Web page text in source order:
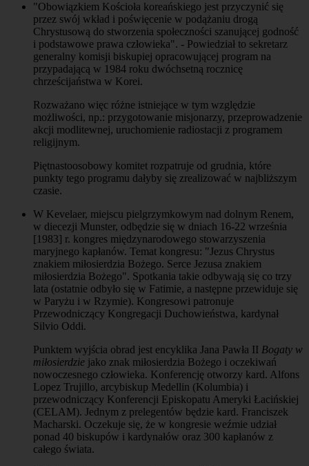
"Obowiązkiem Kościoła koreańskiego jest przyczynić się
przez swój wkład i poświęcenie w podążaniu drogą
Chrystusową do stworzenia społeczności szanującej godność
i podstawowe prawa człowieka". - Powiedział to sekretarz
generalny komisji biskupiej opracowującej program na
przypadającą w 1984 roku dwóchsetną rocznicę
chrześcijaństwa w Korei.
Rozważano więc różne istniejące w tym względzie
możliwości, np.: przygotowanie misjonarzy, przeprowadzenie
akcji modlitewnej, uruchomienie radiostacji z programem
religijnym.
Piętnastoosobowy komitet rozpatruje od grudnia, które
punkty tego programu dałyby się zrealizować w najbliższym
czasie.
W Kevelaer, miejscu pielgrzymkowym nad dolnym Renem,
w diecezji Munster, odbędzie się w dniach 16-22 września
[1983] r. kongres międzynarodowego stowarzyszenia
maryjnego kapłanów. Temat kongresu: "Jezus Chrystus
znakiem miłosierdzia Bożego. Serce Jezusa znakiem
miłosierdzia Bożego". Spotkania takie odbywają się co trzy
lata (ostatnie odbyło się w Fatimie, a następne przewiduje się
w Paryżu i w Rzymie). Kongresowi patronuje
Przewodniczący Kongregacji Duchowieństwa, kardynał
Silvio Oddi.
Punktem wyjścia obrad jest encyklika Jana Pawła II Bogaty w
miłosierdzie jako znak miłosierdzia Bożego i oczekiwań
nowoczesnego człowieka. Konferencję otworzy kard. Alfons
Lopez Trujillo, arcybiskup Medellin (Kolumbia) i
przewodniczący Konferencji Episkopatu Ameryki Łacińskiej
(CELAM). Jednym z prelegentów będzie kard. Franciszek
Macharski. Oczekuje się, że w kongresie weźmie udział
ponad 40 biskupów i kardynałów oraz 300 kapłanów z
całego świata.